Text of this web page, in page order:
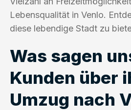
Lebensqualität in Venlo.
diese lebendige Stadt zu
Was sagen
Kunden über
Umzug nach